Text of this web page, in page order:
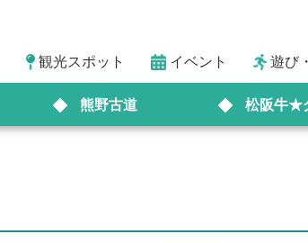
観光スポット イベント 遊び
熊野古道 松阪牛★